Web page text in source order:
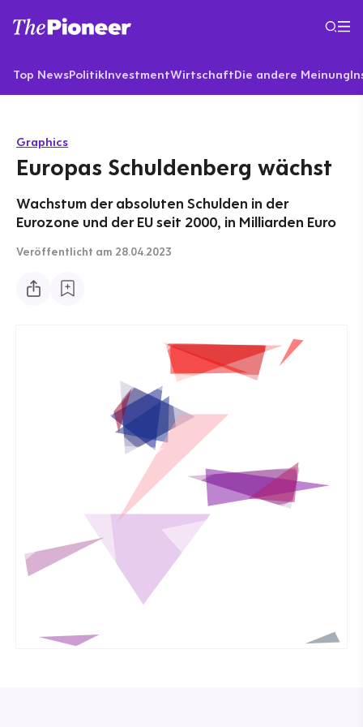
Top NewsPolitikInvestmentWirtschaftDie andere Meinung
Graphics
Europas Schuldenberg wächst
Wachstum der absoluten Schulden in der
Eurozone und der EU seit 2000, in Milliarden Euro
Veröffentlicht am 28.04.2023